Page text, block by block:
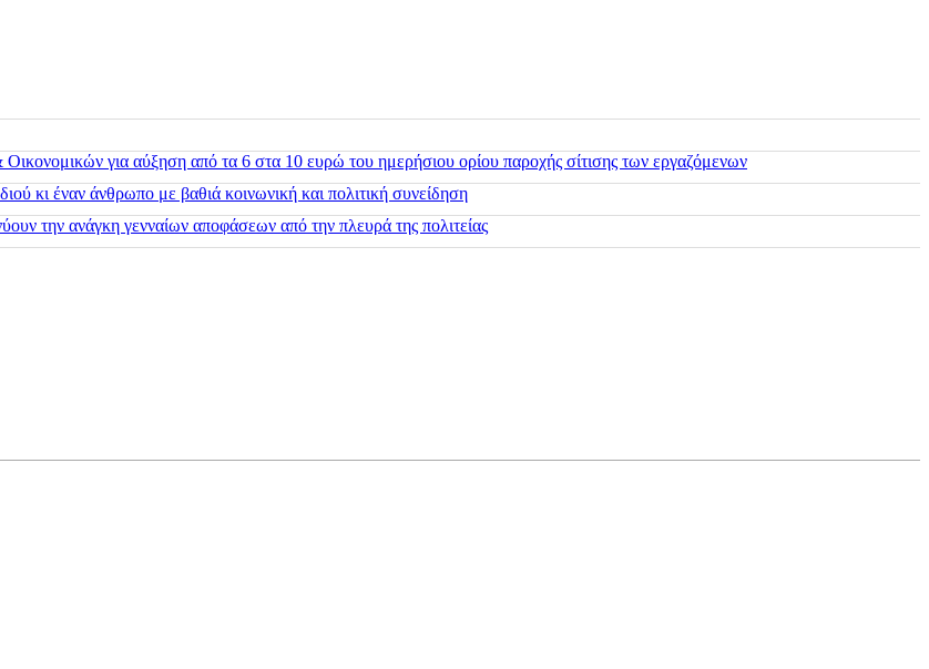
για αύξηση από τα 6 στα 10 ευρώ του ημερήσιου ορίου παροχής σίτισης των εργαζόμενων
κι έναν άνθρωπο με βαθιά κοινωνική και πολιτική συνείδηση
την ανάγκη γενναίων αποφάσεων από την πλευρά της πολιτείας